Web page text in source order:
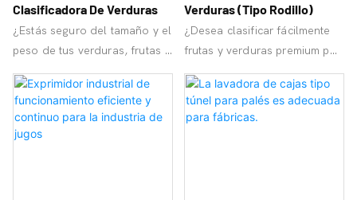
Clasificadora De Verduras
¿Estás seguro del tamaño y el
peso de tus verduras, frutas y
mariscos? ¡OrangeMech te da
un control preciso!
Verduras (tipo Rodillo)
¿Desea clasificar fácilmente
frutas y verduras premium por
tamaño y peso uniformes?
¡OrangeMech le ofrece una
solución integral con su